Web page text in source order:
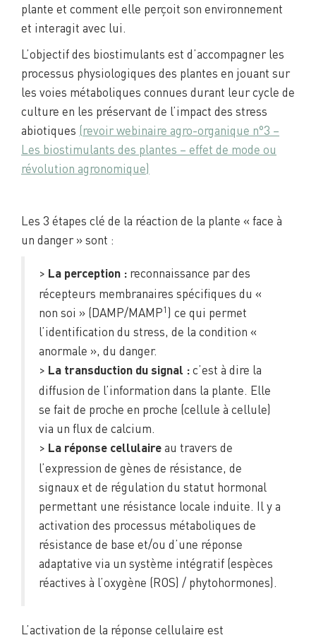
plante et comment elle perçoit son environnement
et interagit avec lui.
L’objectif des biostimulants est d’accompagner les
processus physiologiques des plantes en jouant sur
les voies métaboliques connues durant leur cycle de
culture en les préservant de l’impact des stress
abiotiques (revoir webinaire agro-organique n°3 –
Les biostimulants des plantes – effet de mode ou
révolution agronomique)
Les 3 étapes clé de la réaction de la plante « face à
un danger » sont :
> La perception : reconnaissance par des
récepteurs membranaires spécifiques du «
non soi » (DAMP/MAMP1) ce qui permet
l’identification du stress, de la condition «
anormale », du danger.
> La transduction du signal : c’est à dire la
diffusion de l’information dans la plante. Elle
se fait de proche en proche (cellule à cellule)
via un flux de calcium.
> La réponse cellulaire au travers de
l’expression de gènes de résistance, de
signaux et de régulation du statut hormonal
permettant une résistance locale induite. Il y a
activation des processus métaboliques de
résistance de base et/ou d’une réponse
adaptative via un système intégratif (espèces
réactives à l’oxygène (ROS) / phytohormones).
L’activation de la réponse cellulaire est